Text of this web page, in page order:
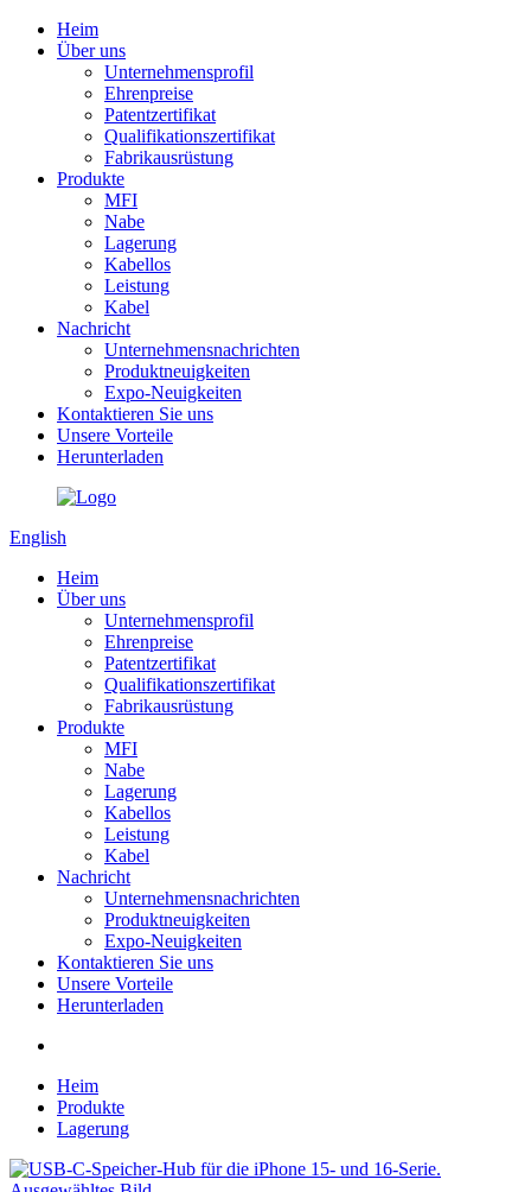
Heim
Über uns
Unternehmensprofil
Ehrenpreise
Patentzertifikat
Qualifikationszertifikat
Fabrikausrüstung
Produkte
MFI
Nabe
Lagerung
Kabellos
Leistung
Kabel
Nachricht
Unternehmensnachrichten
Produktneuigkeiten
Expo-Neuigkeiten
Kontaktieren Sie uns
Unsere Vorteile
Herunterladen
English
Heim
Über uns
Unternehmensprofil
Ehrenpreise
Patentzertifikat
Qualifikationszertifikat
Fabrikausrüstung
Produkte
MFI
Nabe
Lagerung
Kabellos
Leistung
Kabel
Nachricht
Unternehmensnachrichten
Produktneuigkeiten
Expo-Neuigkeiten
Kontaktieren Sie uns
Unsere Vorteile
Herunterladen
Heim
Produkte
Lagerung